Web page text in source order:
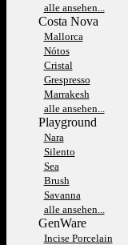
alle ansehen...
Costa Nova
Mallorca
Nótos
Cristal
Grespresso
Marrakesh
alle ansehen...
Playground
Nara
Silento
Sea
Brush
Savanna
alle ansehen...
GenWare
Incise Porcelain